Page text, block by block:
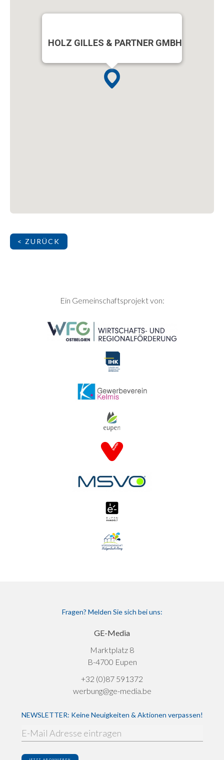
HOLZ GILLES & PARTNER GMBH
< ZURÜCK
SEITENFUSSEin Gemeinschaftsprojekt von:
Fragen? Melden Sie sich bei uns:
GE-Media
Marktplatz 8
B-4700 Eupen
+32 (0)87 591372
werbung@ge-media.be
NEWSLETTER: Keine Neuigkeiten & Aktionen verpassen!